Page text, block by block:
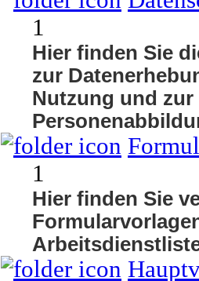
1
Hier finden Sie
zur
Nutzung und
1
Hier finden Sie